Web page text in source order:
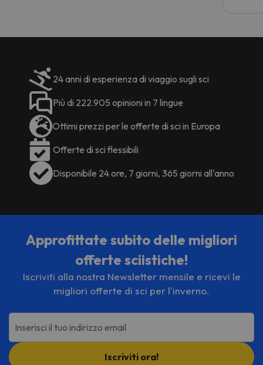
24 anni di esperienza di viaggio sugli sci
Più di 222.905 opinioni in 7 lingue
Ottimi prezzi per le offerte di sci in Europa
Offerte di sci flessibili
Disponibile 24 ore, 7 giorni, 365 giorni all'anno
Approfittate subito delle migliori
offerte sciistiche!
Iscriviti alla nostra Newsletter mensile e ricevi le
migliori offerte di sci per l'inverno.
Inserisci il tuo indirizzo email
Iscriviti ora!